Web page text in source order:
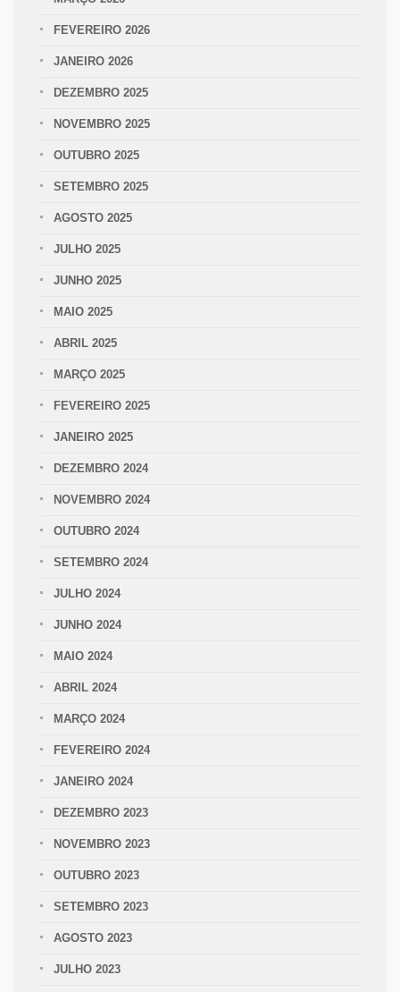
FEVEREIRO 2026
JANEIRO 2026
DEZEMBRO 2025
NOVEMBRO 2025
OUTUBRO 2025
SETEMBRO 2025
AGOSTO 2025
JULHO 2025
JUNHO 2025
MAIO 2025
ABRIL 2025
MARÇO 2025
FEVEREIRO 2025
JANEIRO 2025
DEZEMBRO 2024
NOVEMBRO 2024
OUTUBRO 2024
SETEMBRO 2024
JULHO 2024
JUNHO 2024
MAIO 2024
ABRIL 2024
MARÇO 2024
FEVEREIRO 2024
JANEIRO 2024
DEZEMBRO 2023
NOVEMBRO 2023
OUTUBRO 2023
SETEMBRO 2023
AGOSTO 2023
JULHO 2023